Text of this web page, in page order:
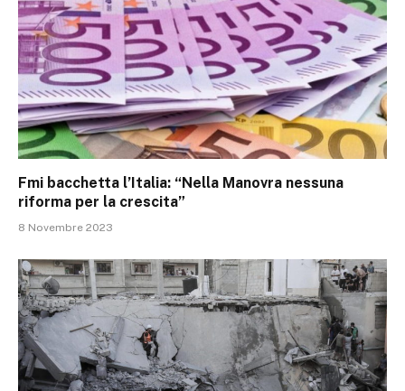
Fmi bacchetta l’Italia: “Nella Manovra nessuna
riforma per la crescita”
8 Novembre 2023